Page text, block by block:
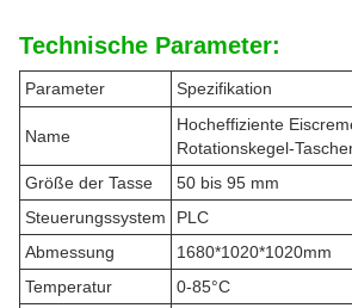
Technische Parameter:
Parameter Spezifikation
Name
Hocheffiziente
Rotationskegel-
Größe der Tasse
50 bis 95 mm
Steuerungssystem
PLC
Abmessung
1680*1020*1020mm
Temperatur
0-85°C